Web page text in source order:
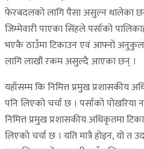
फेरबदलको लागि पैसा असुल्न थालेका छन्
जिम्मेवारी पाएका सिंहले पर्साको
भएकै ठाउँमा टिकाउन एवं आफ्नो
लागि लाखौं रकम असुल्दै आएका छन् ।
यहाँसम्म कि निमित्त प्रमुख प्रशासकीय
पनि लिएको चर्चा छ । पर्साको
निमित्त प्रमुख प्रशासकीय अधिकृतमा
लिएको चर्चा छ । यति मात्रै होइन, यो त